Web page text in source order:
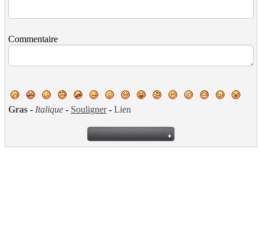
Commentaire
Gras - Italique - Souligner- Lien